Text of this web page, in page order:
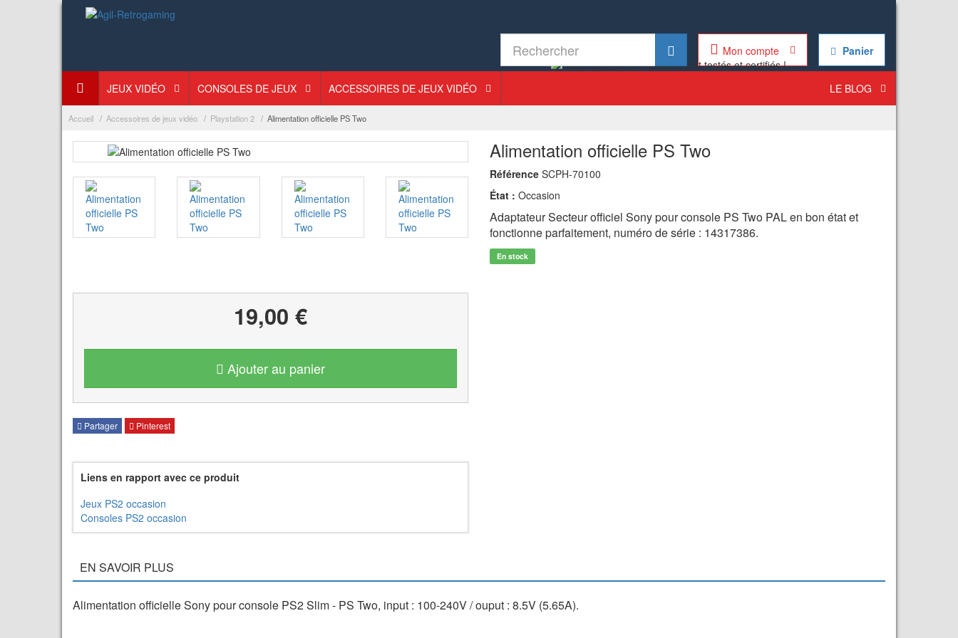
Panier
Mon compte
JEUX VIDÉO CONSOLES DE JEUX ACCESSOIRES DE JEUX VIDÉO LE BLOG
Accueil Accessoires de jeux vidéo Playstation 2 Alimentation officielle PS Two
Alimentation officielle PS Two
Référence SCPH-70100
État : Occasion
Adaptateur Secteur officiel Sony pour console PS Two PAL en bon état et
fonctionne parfaitement, numéro de série : 14317386.
En stock
19,00 €
Ajouter au panier
Partager Pinterest
Liens en rapport avec ce produit
Jeux PS2 occasion
Consoles PS2 occasion
EN SAVOIR PLUS
Alimentation officielle Sony pour console PS2 Slim - PS Two, input : 100-240V / ouput : 8.5V (5.65A).